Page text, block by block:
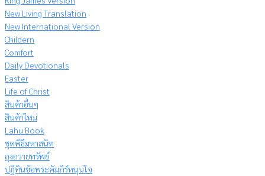
New Living Translation
New International Version
Childern
Comfort
Daily Devotionals
Easter
Life of Christ
สินค้าอื่นๆ
สินค้าใหม่
Lahu Book
ชุดพิธีมหาสนิท
ถุงถวายทรัพย์
ปฏิทินข้อพระคัมภีร์หนุนใจ